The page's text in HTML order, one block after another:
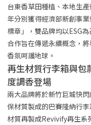
台東香草田種植、本地生
年分別獲得經濟部新創事
標章」，雙品牌均以ESG
合作旨在傳遞永續概念，
香氛呵護地球。
再生材質行李箱與包
度調香登場
兩大品牌將於新竹巨城快
保材質製成的巴賽隆納行
材質再製成Revivify再生